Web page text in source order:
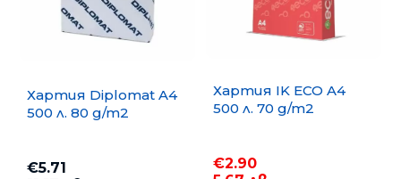
Хартия Diplomat A4
500 л. 80 g/m2
€5.71
Хартия IK ECO A4
500 л. 70 g/m2
€2.90